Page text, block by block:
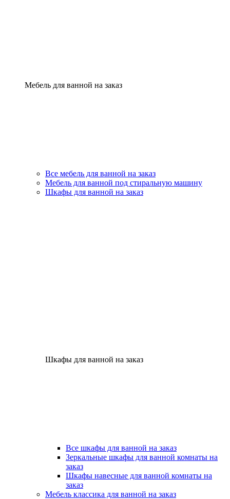
Мебель для ванной на заказ
Все мебель для ванной на заказ
Мебель для ванной под стиральную машину
Шкафы для ванной на заказ
Шкафы для ванной на заказ
Все шкафы для ванной на заказ
Зеркальные шкафы для ванной комнаты на
заказ
Шкафы навесные для ванной комнаты на
заказ
Мебель классика для ванной на заказ